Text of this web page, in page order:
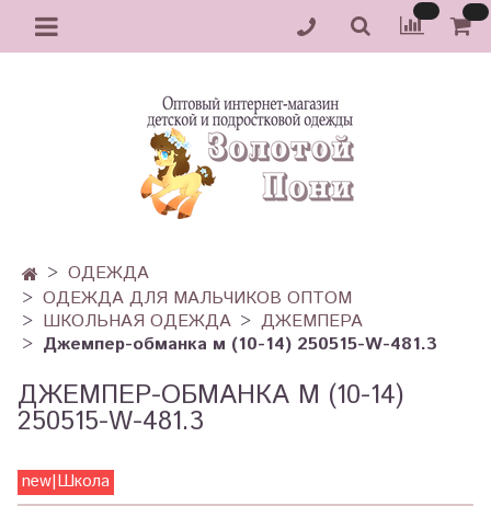
ОДЕЖДА
ОДЕЖДА ДЛЯ МАЛЬЧИКОВ ОПТОМ
ШКОЛЬНАЯ ОДЕЖДА
ДЖЕМПЕРА
Джемпер-обманка м (10-14) 250515-W-481.3
ДЖЕМПЕР-ОБМАНКА М (10-14)
250515-W-481.3
new|Школа